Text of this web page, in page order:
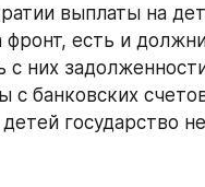
выплаты на
есть и
с них
с банковских
государство